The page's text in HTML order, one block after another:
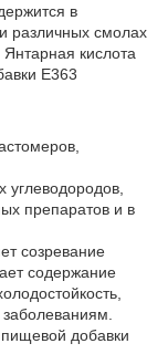
в
различных смолах
кислота
E363
углеводородов,
препаратов и в
созревание
содержание
добавки